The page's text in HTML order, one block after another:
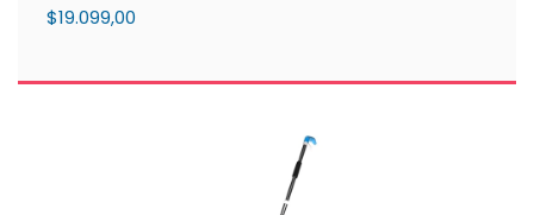
$19.099,00